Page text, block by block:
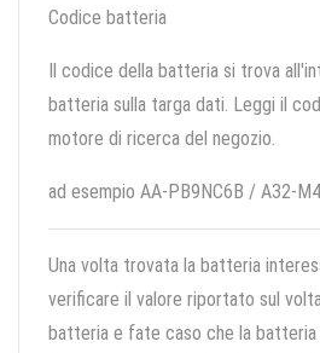
Codice batteria
Il codice della batteria si trova
batteria sulla targa dati. Leggi il
motore di ricerca del negozio.
ad esempio AA-PB9NC6B / A32-
Una volta trovata la batteria
verificare il valore riportato sul
batteria e fate caso che la batteria